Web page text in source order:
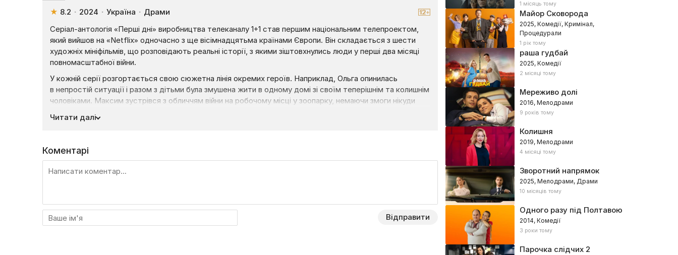
★ 8.2 · 2024 · Україна · Драми
Серіал-антологія «Перші дні» виробництва телеканалу 1+1 став першим національним телепроектом,
який вийшов на «Netflix» одночасно з ще вісімнадцятьма країнами Європи. Він складається з шести
художніх мініфільмів, що розповідають реальні історії, з якими зіштовхнулись люди у перші два місяці
повномасштабної війни.
У кожній серії розгортається свою сюжетна лінія окремих героїв. Наприклад, Ольга опинилась
в непростій ситуації і разом з дітьми була змушена жити в одному домі зі своїм теперішнім та колишнім
чоловіками. Максим зустрівся з обличчям війни на робочому місці у зоопарку, немаючи змоги нікуди
а також маленького Єгора, який в страшні моменти обстрілів заспокоював себе тим, що уявляв,
Також глядачі дізнаються про німця Клауса, що приїхав до Києва аби забрати свою дівчину, та доля
заносить його до волонтерів і він долучається до роботи з ними. Допомагати мільйонам людей
справитись зі стресом та напругою також буде легенда української естради, прототипом якої став
Читати далі
Коментарі
Відправити
1 місяць тому
Майор Сковорода
2025, Комедії, Кримінал,
Процедурали
1 рік тому
раша гудбай
2025, Комедії
2 місяці тому
Мереживо долі
2016, Мелодрами
9 років тому
Колишня
2019, Мелодрами
4 місяці тому
Зворотний напрямок
2025, Мелодрами, Драми
10 місяців тому
Одного разу під Полтавою
2014, Комедії
3 роки тому
Парочка слідчих 2